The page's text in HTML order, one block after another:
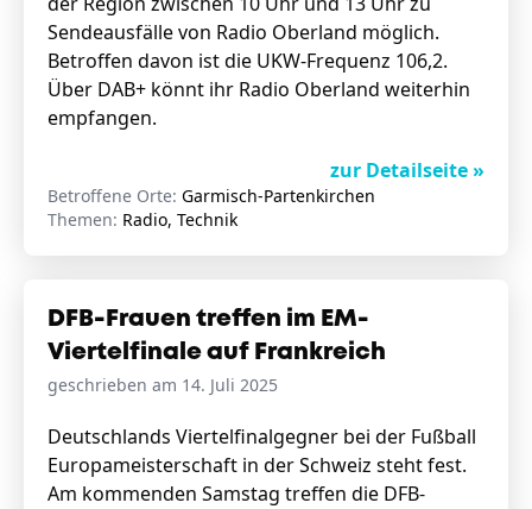
Sendeausfälle von Radio Oberland möglich.
Betroffen davon ist die UKW-Frequenz 106,2.
Über DAB+ könnt ihr Radio Oberland weiterhin
empfangen.
zur Detailseite »
Betroffene Orte: Garmisch-Partenkirchen
Themen: Radio, Technik
DFB-Frauen treffen im EM-
Viertelfinale auf Frankreich
geschrieben am 14. Juli 2025
Deutschlands Viertelfinalgegner bei der Fußball
Europameisterschaft in der Schweiz steht fest.
Am kommenden Samstag treffen die DFB-